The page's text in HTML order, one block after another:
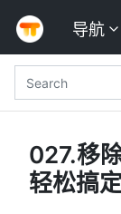
导航
027.移
轻松搞定